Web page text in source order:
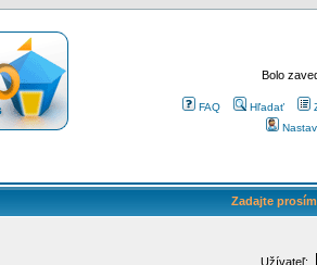
Bolo
FAQ Hľadať
Zadajte
Užívateľ: